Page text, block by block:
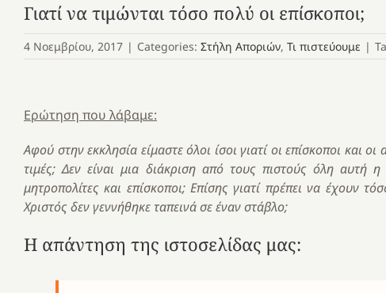
Γιατί να τιμώνται τόσο πολύ οι επίσκοποι;
4 Νοεμβρίου, 2017 | Categories: Στήλη Αποριών, Τι πιστεύουμε |
Ερώτηση που λάβαμε:
Αφού στην εκκλησία είμαστε όλοι ίσοι γιατί οι επίσκοποι και
τιμές; Δεν είναι μια διάκριση από τους πιστούς όλη αυτή
μητροπολίτες και επίσκοποι; Επίσης γιατί πρέπει να έχουν
Χριστός δεν γεννήθηκε ταπεινά σε έναν στάβλο;
Η απάντηση της ιστοσελίδας μας: